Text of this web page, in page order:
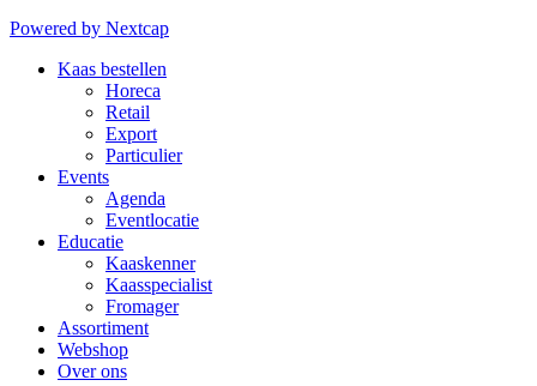
Powered by Nextcap
Kaas bestellen
Horeca
Retail
Export
Particulier
Events
Agenda
Eventlocatie
Educatie
Kaaskenner
Kaasspecialist
Fromager
Assortiment
Webshop
Over ons